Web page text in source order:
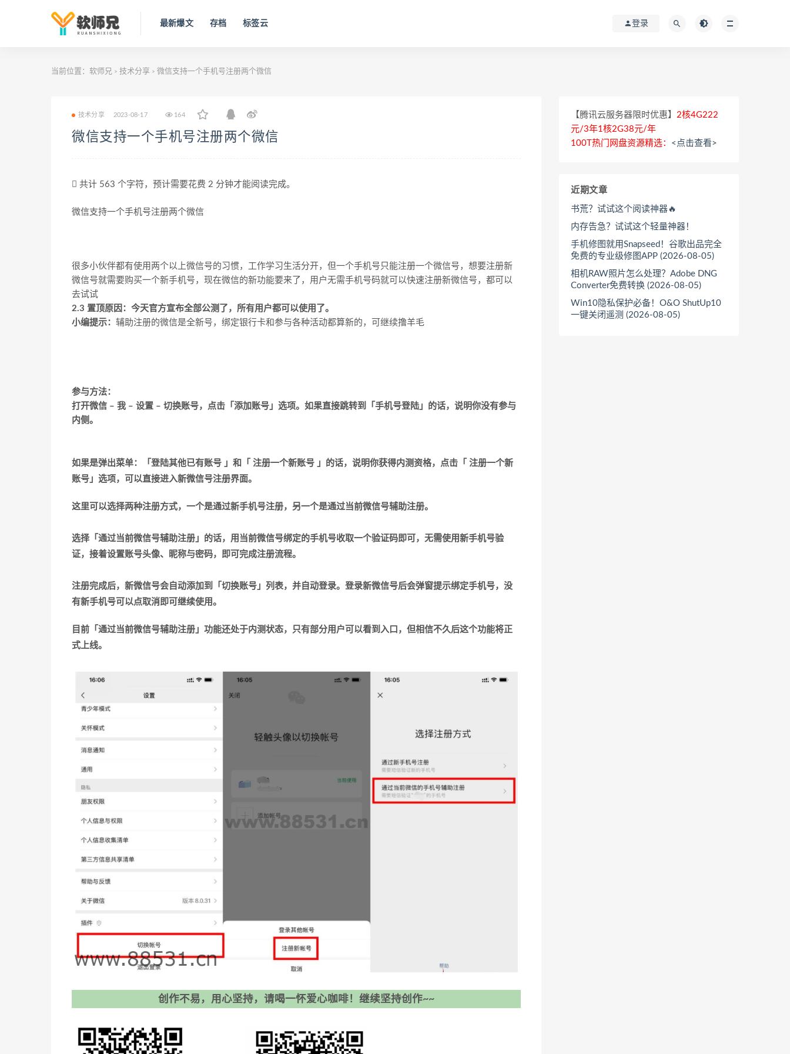
最新爆文 存档 标签云 登录
当前位置： 软师兄 > 技术分享 > 微信支持一个手机号注册两个微信
技术分享 2023-08-17 164
微信支持一个手机号注册两个微信
共计 563 个字符，预计需要花费 2 分钟才能阅读完成。
微信支持一个手机号注册两个微信
很多小伙伴都有使用两个以上微信号的习惯，工作学习生活分开，但一个手机号只能注册一个微信号，想要注册新
微信号就需要购买一个新手机号，现在微信的新功能要来了，用户无需手机号码就可以快速注册新微信号，都可以
去试试
2.3 置顶原因：今天官方宣布全部公测了，所有用户都可以使用了。
小编提示： 辅助注册的微信是全新号，绑定银行卡和参与各种活动都算新的，可继续撸羊毛
参与方法：
打开微信 – 我 – 设置 – 切换账号，点击「添加账号」选项。如果直接跳转到「手机号登陆」的话，说明你没有参与
内侧。
如果是弹出菜单：「 登陆其他已有账号 」和「 注册一个新账号 」的话，说明你获得内测资格，点击「 注册一个新
账号 」选项，可以直接进入新微信号注册界面。
这里可以选择两种注册方式，一个是通过新手机号注册，另一个是通过当前微信号辅助注册。
选择「通过当前微信号辅助注册」的话，用当前微信号绑定的手机号收取一个验证码即可，无需使用新手机号验
证，接着设置账号头像、昵称与密码，即可完成注册流程。
注册完成后，新微信号会自动添加到「切换账号」列表，并自动登录。登录新微信号后会弹窗提示绑定手机号，没
有新手机号可以点取消即可继续使用。
目前「通过当前微信号辅助注册」功能还处于内测状态，只有部分用户可以看到入口，但相信不久后这个功能将正
式上线。
创作不易，用心坚持，请喝一怀爱心咖啡！继续坚持创作~~
【腾讯云服务器限时优惠】 2核4G222
元/3年1核2G38元/年
100T热门网盘资源精选： <点击查看>
近期文章
书荒？试试这个阅读神器🔥
内存告急？试试这个轻量神器！
手机修图就用Snapseed！谷歌出品完全
免费的专业级修图APP (2026-08-05)
相机RAW照片怎么处理？Adobe DNG
Converter免费转换 (2026-08-05)
Win10隐私保护必备！O&O ShutUp10
一键关闭遥测 (2026-08-05)